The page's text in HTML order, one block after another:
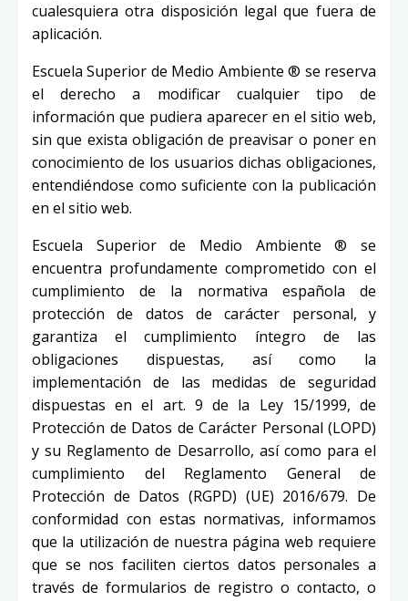
cualesquiera otra disposición legal que fuera de
aplicación.
Escuela Superior de Medio Ambiente ® se reserva
el derecho a modificar cualquier tipo de
información que pudiera aparecer en el sitio web,
sin que exista obligación de preavisar o poner en
conocimiento de los usuarios dichas obligaciones,
entendiéndose como suficiente con la publicación
en el sitio web.
Escuela Superior de Medio Ambiente ® se
encuentra profundamente comprometido con el
cumplimiento de la normativa española de
protección de datos de carácter personal, y
garantiza el cumplimiento íntegro de las
obligaciones dispuestas, así como la
implementación de las medidas de seguridad
dispuestas en el art. 9 de la Ley 15/1999, de
Protección de Datos de Carácter Personal (LOPD)
y su Reglamento de Desarrollo, así como para el
cumplimiento del Reglamento General de
Protección de Datos (RGPD) (UE) 2016/679. De
conformidad con estas normativas, informamos
que la utilización de nuestra página web requiere
que se nos faciliten ciertos datos personales a
través de formularios de registro o contacto, o